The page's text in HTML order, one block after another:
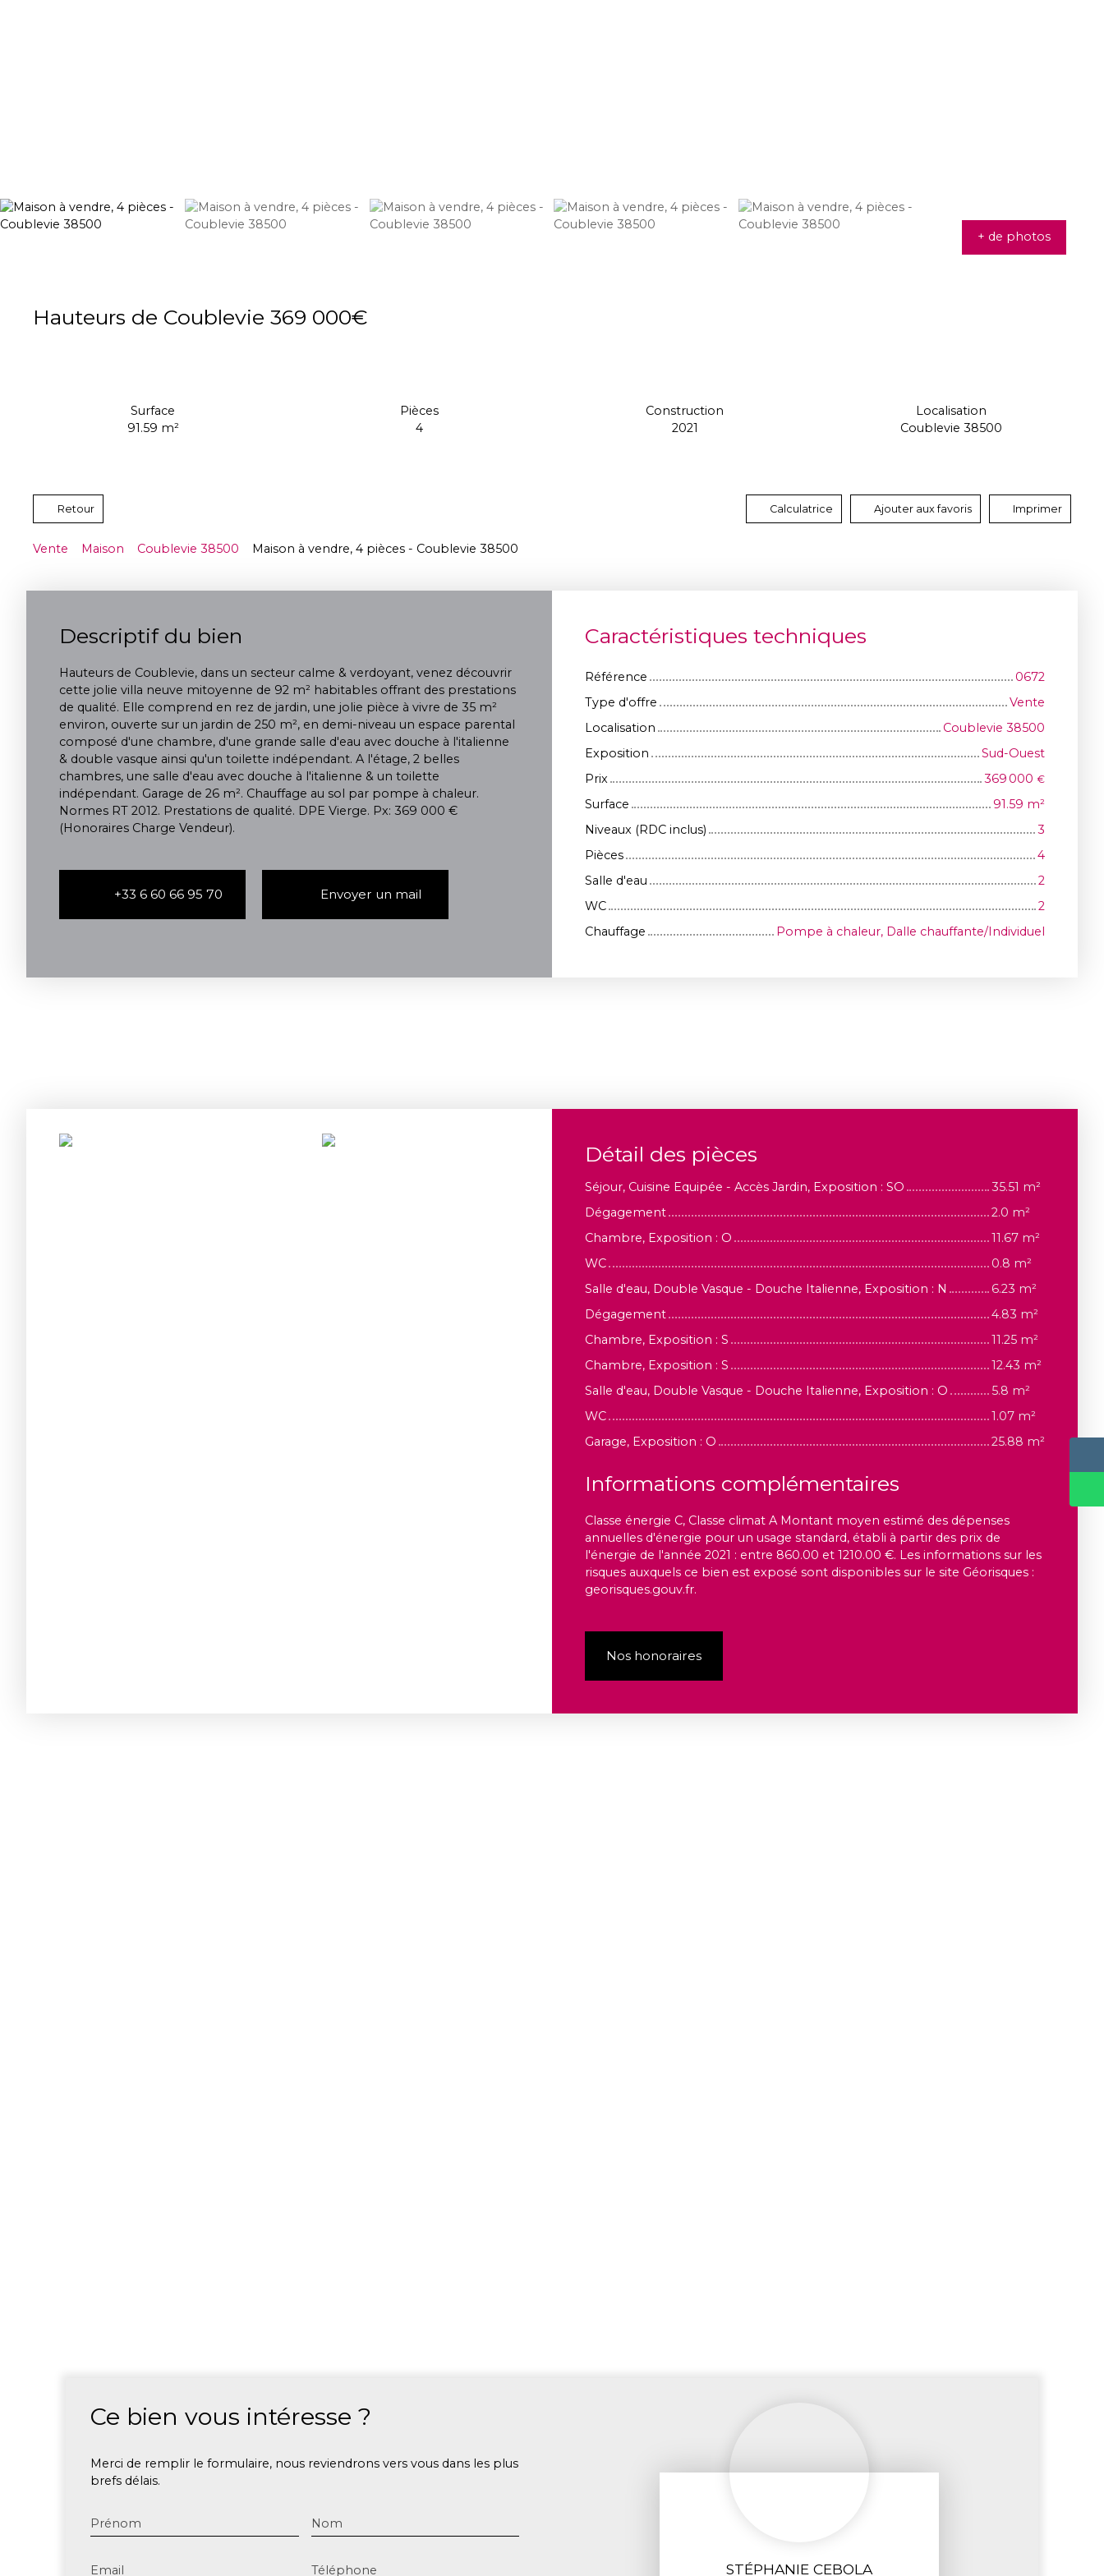
+ de photos
Hauteurs de Coublevie 369 000€
Surface
91.59 m²
Pièces
4
Construction
2021
Localisation
Coublevie 38500
Retour Calculatrice Ajouter aux favoris Imprimer
Vente Maison Coublevie 38500 Maison à vendre, 4 pièces - Coublevie 38500
Descriptif du bien
Hauteurs de Coublevie, dans un secteur calme & verdoyant, venez découvrir
cette jolie villa neuve mitoyenne de 92 m² habitables offrant des prestations
de qualité. Elle comprend en rez de jardin, une jolie pièce à vivre de 35 m²
environ, ouverte sur un jardin de 250 m², en demi-niveau un espace parental
composé d'une chambre, d'une grande salle d'eau avec douche à l'italienne
& double vasque ainsi qu'un toilette indépendant. A l'étage, 2 belles
chambres, une salle d'eau avec douche à l'italienne & un toilette
indépendant. Garage de 26 m². Chauffage au sol par pompe à chaleur.
Normes RT 2012. Prestations de qualité. DPE Vierge. Px: 369 000 €
(Honoraires Charge Vendeur).
+33 6 60 66 95 70 Envoyer un mail
Caractéristiques techniques
Référence
0672
Type d'offre
Vente
Localisation
Coublevie 38500
Exposition
Sud-Ouest
Prix
369 000 €
Surface 91.59 m²
Niveaux (RDC inclus)
3
Pièces
4
Salle d'eau
2
WC
2
Chauffage
Pompe à chaleur, Dalle chauffante/Individuel
Détail des pièces
Séjour, Cuisine Equipée - Accès Jardin, Exposition : SO
35.51 m²
Dégagement
2.0 m²
Chambre, Exposition : O
11.67 m²
WC
0.8 m²
Salle d'eau, Double Vasque - Douche Italienne, Exposition : N
6.23 m²
Dégagement
4.83 m²
Chambre, Exposition : S
11.25 m²
Chambre, Exposition : S
12.43 m²
Salle d'eau, Double Vasque - Douche Italienne, Exposition : O
5.8 m²
WC
1.07 m²
Garage, Exposition : O
25.88 m²
Informations complémentaires
Classe énergie C, Classe climat A Montant moyen estimé des dépenses
annuelles d'énergie pour un usage standard, établi à partir des prix de
l'énergie de l'année 2021 : entre 860.00 et 1210.00 €. Les informations sur les
risques auxquels ce bien est exposé sont disponibles sur le site Géorisques :
georisques.gouv.fr.
Nos honoraires
Ce bien vous intéresse ?
Merci de remplir le formulaire, nous reviendrons vers vous dans les plus
brefs délais.
Prénom Nom
Email Téléphone STÉPHANIE CEBOLA